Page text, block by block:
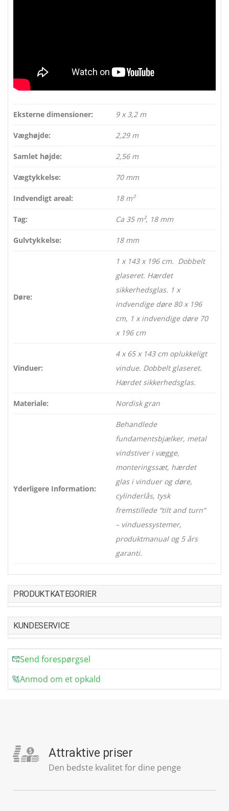
Eksterne dimensioner: 9 x 3,2 m
Væghøjde: 2,29 m
Samlet højde: 2,56 m
Vægtykkelse: 70 mm
Indvendigt areal: 18 m²
Tag: Ca 35 m², 18 mm
Gulvtykkelse: 18 mm
Døre:
1 x 143 x 196 cm. Dobbelt
glaseret. Hærdet
sikkerhedsglas. 1 x
indvendige døre 80 x 196
cm, 1 x indvendige døre 70
x 196 cm
Vinduer:
4 x 65 x 143 cm oplukkeligt
vindue. Dobbelt glaseret.
Hærdet sikkerhedsglas.
Materiale: Nordisk gran
Yderligere Information:
Behandlede
fundamentsbjælker, metal
vindstiver i vægge,
monteringssæt, hærdet
glas i vinduer og døre,
cylinderlås, tysk
fremstillede “tilt and turn”
– vinduessystemer,
produktmanual og 5 års
garanti.
PRODUKTKATEGORIER
KUNDESERVICE
Send forespørgsel
Anmod om et opkald
Attraktive priser
Den bedste kvalitet for dine penge